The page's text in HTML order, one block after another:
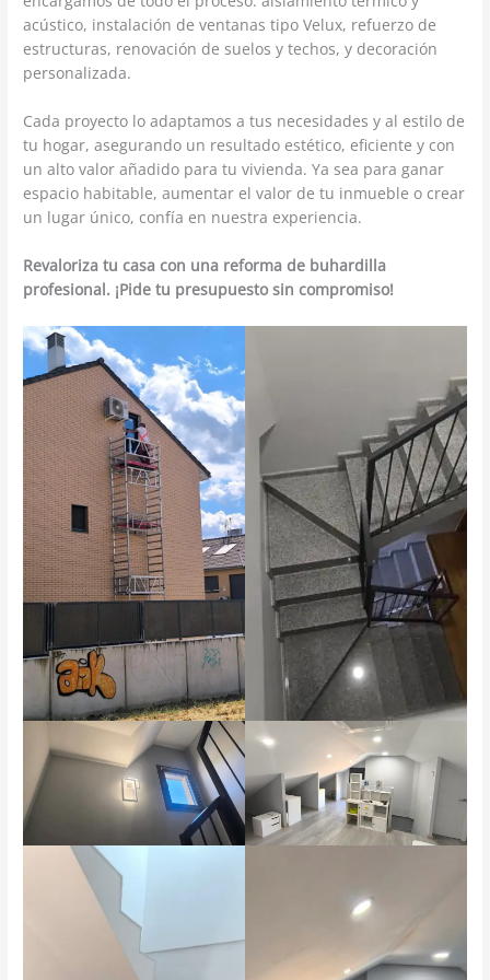
acústico, instalación de ventanas tipo Velux, refuerzo de
estructuras, renovación de suelos y techos, y decoración
personalizada.
Cada proyecto lo adaptamos a tus necesidades y al estilo de
tu hogar, asegurando un resultado estético, eficiente y con
un alto valor añadido para tu vivienda. Ya sea para ganar
espacio habitable, aumentar el valor de tu inmueble o crear
un lugar único, confía en nuestra experiencia.
Revaloriza tu casa con una reforma de buhardilla
profesional. ¡Pide tu presupuesto sin compromiso!